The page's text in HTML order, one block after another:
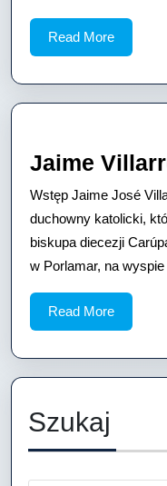
Read MoreRead
More
Jaime
Wstęp Jaime José
duchowny katolicki,
biskupa diecezji
w Porlamar, na
Read MoreRead
More
Szukaj